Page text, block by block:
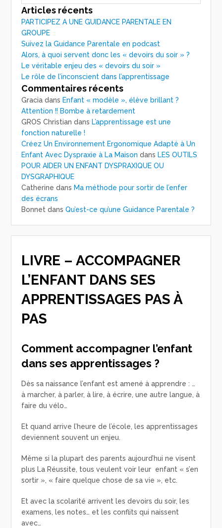
Articles récents
PARTICIPEZ A UNE GUIDANCE PARENTALE EN
GROUPE
Suivez la Guidance Parentale en podcast
Alors, à quoi servent donc les « devoirs du soir » ?
Le véritable enjeu des « devoirs du soir »
Le rôle de l’inconscient dans l’apprentissage
Commentaires récents
Gracia dans Enfant « modèle », élève brillant ?
Attention !! Bombe à retardement
GROS Christian dans L’apprentissage est une
fonction naturelle !
Créez Un Environnement Ergonomique Adapté à Un
Enfant Avec Dyspraxie à La Maison dans LES OUTILS
POUR AIDER UN ENFANT DYSPRAXIQUE OU
DYSGRAPHIQUE
Catherine dans Ma méthode pour sortir de l’enfer
des écrans
Bonnet dansQu’est-ce qu’une Guidance Parentale ?
LIVRE – ACCOMPAGNER
L’ENFANT DANS SES
APPRENTISSAGES PAS À
PAS
Comment accompagner l’enfant
dans ses apprentissages ?
Dès sa naissance l’enfant est amené à apprendre : …
à marcher, à parler, à lire, à écrire, une autre langue, à
faire du vélo…
Et quand arrive l’heure de l’école, les apprentissages
deviennent souvent un enjeu.
Même si la plupart des parents aujourd’hui ne visent
plus La Réussite, tous veulent voir leur enfant « s’en
sortir », « faire quelque chose de sa vie », etc.
Et avec la scolarité arrivent les devoirs du soir, les
examens, les notes… et les conflits qui naissent
avec…